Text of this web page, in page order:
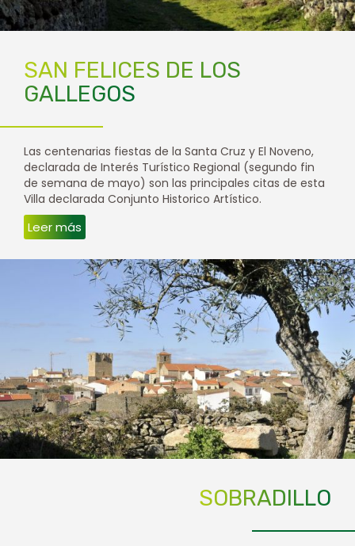
SAN FELICES DE LOS
GALLEGOS
Las centenarias fiestas de la Santa Cruz y El Noveno,
declarada de Interés Turístico Regional (segundo fin
de semana de mayo) son las principales citas de esta
Villa declarada Conjunto Historico Artístico.
Leer más
SOBRADILLO